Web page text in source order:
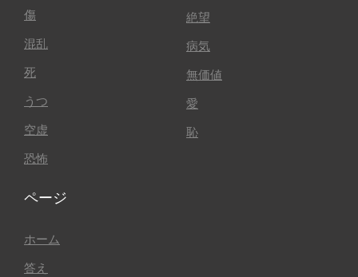
傷
混乱
死
うつ
空虚
恐怖
絶望
病気
無価値
愛
恥
ページ
ホーム
答え